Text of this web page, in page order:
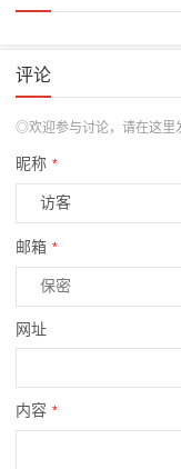
评论
◎欢迎参与讨论，请在这里
昵称 *
邮箱 *
网址
内容 *